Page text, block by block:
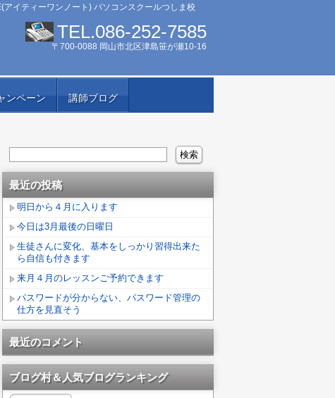
イティーワンノート) パソコンスクールつしま校
TEL.086-252-7585
〒700-0088 岡山市北区津島笹が瀬10-16
ンペーン 講師ブログ
最近の投稿
明日から４月に入ります
今日は3月最後の日曜日
生徒さんに変化、基本をしっかり習得出来た
ら自信も付きます
来月４月のレッスンご予約できます
パスワードが分からない、パスワード管理の
仕方を見直そう
最近のコメント
ブログ村＆人気ブログランキング